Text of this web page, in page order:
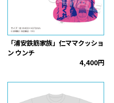
「浦安鉄筋家族」仁ママクッショ
ン ウンチ
4,400円